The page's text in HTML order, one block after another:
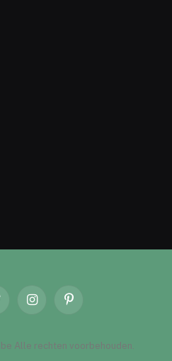
InstagramPinterest
Alle rechten voorbehouden.